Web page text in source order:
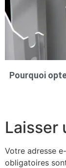
Pourquoi
Laisser
Votre adresse
obligatoires